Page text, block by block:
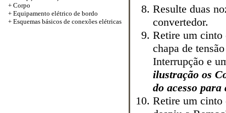
+ Corpo
+ Equipamento elétrico de bordo
+ Esquemas básicos de conexões elétricas
Resulte duas
convertedor.
Retire um cinto
chapa de
Interrupção e
ilustração os
do acesso
Retire um